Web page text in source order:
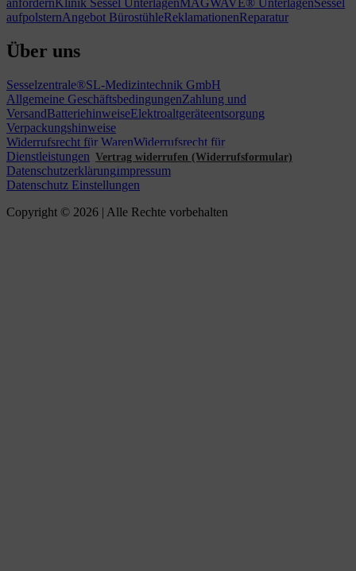
anfordernKlinik Sessel UnterlagenMAGWAVE® UnterlagenSessel
aufpolsternAngebot BürostühleReklamationenReparatur
Über uns
Sesselzentrale®SL-Medizintechnik GmbH
Allgemeine GeschäftsbedingungenZahlung und
VersandBatteriehinweiseElektroaltgeräteentsorgung
Verpackungshinweise
Widerrufsrecht für WarenWiderrufsrecht für
Dienstleistungen Vertrag widerrufen (Widerrufsformular)
DatenschutzerklärungImpressum
Datenschutz Einstellungen
Copyright © 2026 | Alle Rechte vorbehalten